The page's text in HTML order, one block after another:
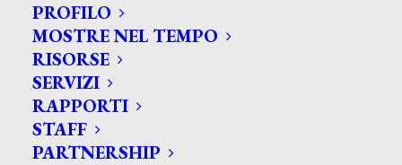
PROFILO
MOSTRE NEL TEMPO
RISORSE
SERVIZI
RAPPORTI
STAFF
PARTNERSHIP
CERCA TRA GLI ARTISTI:
Search
for: